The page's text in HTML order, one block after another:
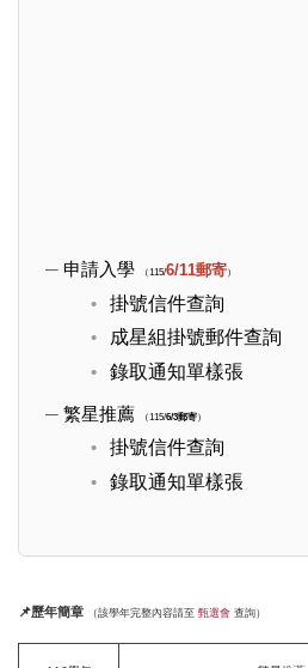
申請入學 （115/6/11郵寄）
掛號信件查詢
成星組掛號郵件查詢
錄取通知單樣張
繁星推薦 （115/6/3郵寄）
掛號信件查詢
錄取通知單樣張
📌歷年簡章 （該學年完整內容請至 甄選會 查詢）